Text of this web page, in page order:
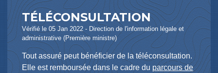
TÉLÉCONSULTATION
Vérifié le 05 Jan 2022 - Direction de l'information légale et
administrative (Première ministre)
Tout assuré peut bénéficier de la téléconsultation.
Elle est remboursée dans le cadre du parcours de